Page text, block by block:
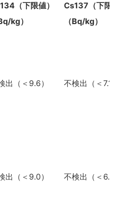
（下限値）
kg）
Cs137（下限
（Bq/kg）
出（＜9.6） 不検出（＜7.1
出（＜9.0） 不検出（＜6.5